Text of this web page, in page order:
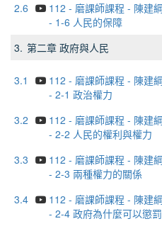
2.6
112 - 磨課師課程 - 陳建
- 1-6 人民的保障
3. 第二章 政府與人民
3.1
112 - 磨課師課程 - 陳建
- 2-1 政治權力
3.2
112 - 磨課師課程 - 陳建
- 2-2 人民的權利與權力
3.3
112 - 磨課師課程 - 陳建
- 2-3 兩種權力的關係
3.4
112 - 磨課師課程 - 陳建
- 2-4 政府為什麼可以懲